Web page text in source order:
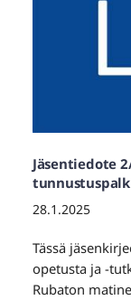
Jäsentiedote
28.1.2025
Tässä
opetusta ja -
Rubaton